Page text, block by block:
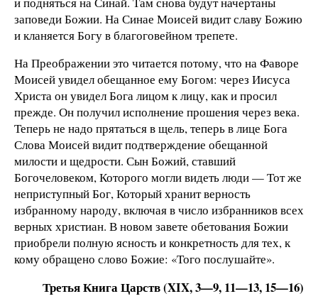
заповеди Божии. На Синае Моисей видит славу Божию
и кланяется Богу в благоговейном трепете.
На Преображении это читается потому, что на Фаворе
Моисей увидел обещанное ему Богом: через Иисуса
Христа он увидел Бога лицом к лицу, как и просил
прежде. Он получил исполнение прошения через века.
Теперь не надо прятаться в щель, теперь в лице Бога
Слова Моисей видит подтверждение обещанной
милости и щедрости. Сын Божий, ставший
Богочеловеком, Которого могли видеть люди — Тот же
неприступный Бог, Который хранит верность
избранному народу, включая в число избранников всех
верных христиан. В новом завете обетования Божии
приобрели полную ясность и конкретность для тех, к
кому обращено слово Божие: «Того послушайте».
Третья Книга Царств (XIX, 3—9, 11—13, 15—16)